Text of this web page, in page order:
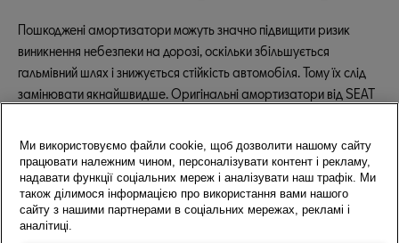
Пошкоджені амортизатори можуть значно підвищити ризик
виникнення небезпеки на дорозі, оскільки збільшується
гальмівний шлях і знижується стійкість автомобіля. Тому їх слід
замінювати якнайшвидше. Оригінальні амортизатори від SEAT
Ми використовуємо файли cookie, щоб дозволити нашому сайту
працювати належним чином, персоналізувати контент і рекламу,
надавати функції соціальних мереж і аналізувати наш трафік. Ми
також ділимося інформацією про використання вами нашого
сайту з нашими партнерами в соціальних мережах, рекламі і
аналітиці.